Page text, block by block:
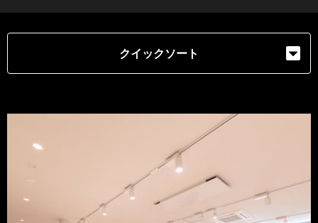
クイックソート